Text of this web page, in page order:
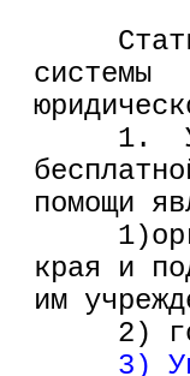
Статья
системы
1.
помощи
края и
им
2)
3)